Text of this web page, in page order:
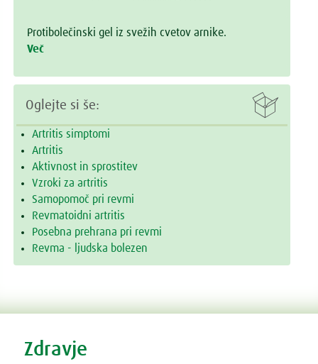
Protibolečinski gel iz svežih cvetov arnike.
Več

Oglejte si še:
Artritis simptomi
Artritis
Aktivnost in sprostitev
Vzroki za artritis
Samopomoč pri revmi
Revmatoidni artritis
Posebna prehrana pri revmi
Revma - ljudska bolezen
Zdravje